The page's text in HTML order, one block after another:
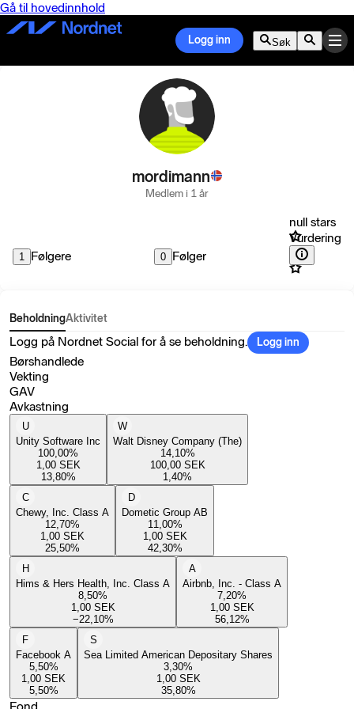
Gå til hovedinnhold
Logg inn Søk
mordimann
Medlem i 1 år
1 Følgere 0 Følger
null stars
Vurdering
BeholdningAktivitet
Logg på Nordnet Social for å se beholdning. Logg inn
Børshandlede
Vekting
GAV
Avkastning
U
Unity Software Inc
100,00%
1,00 SEK
13,80%
W
Walt Disney Company (The)
14,10%
100,00 SEK
1,40%
C
Chewy, Inc. Class A
12,70%
1,00 SEK
25,50%
D
Dometic Group AB
11,00%
1,00 SEK
42,30%
H
Hims & Hers Health, Inc. Class A
8,50%
1,00 SEK
−22,10%
A
Airbnb, Inc. - Class A
7,20%
1,00 SEK
56,12%
F
Facebook A
5,50%
1,00 SEK
5,50%
S
Sea Limited American Depositary Shares
3,30%
1,00 SEK
35,80%